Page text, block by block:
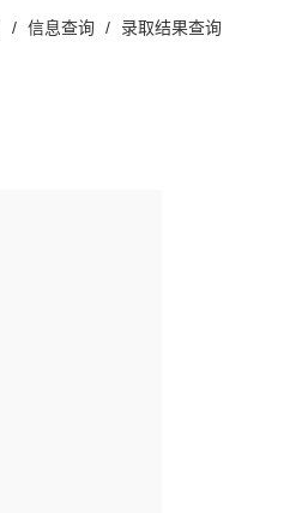
/ 信息查询 / 录取结果查询